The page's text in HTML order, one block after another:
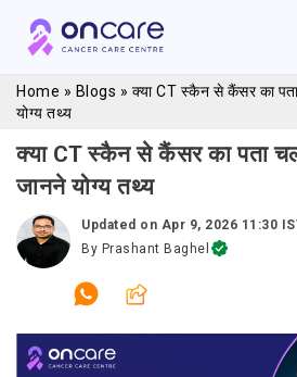
Home » Blogs » क्या CT स्कैन से कैंसर का
योग्य तथ्य
क्या CT स्कैन से कैंसर का पता
जानने योग्य तथ्य
Updated on Apr 9, 2026 11:30
By Prashant Baghel